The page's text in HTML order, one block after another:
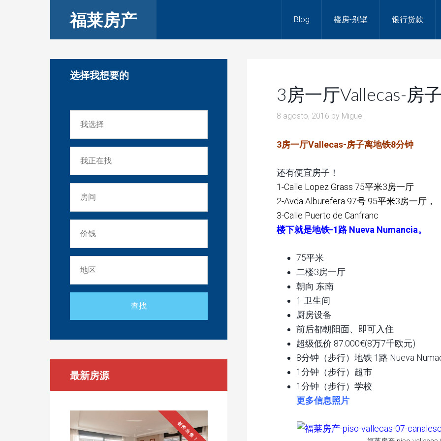
福莱房产 Blog 楼房-别墅 银行贷款
3房一厅Vallecas-房
8 agosto, 2016 by Miguel
3房一厅Vallecas-房子离地铁8分钟
还有便宜房子！
1-Calle Lopez Grass 75平米3房一厅
2-Avda Alburefera 97号 95平米3房一厅，
3-Calle Puerto de Canfranc
楼下就是地铁-1路 Nueva Numancia。
75平米
二楼3房一厅
朝向 东南
1-卫生间
厨房设备
前后都朝阳面、即可入住
超级低价 87.000€(8万7千欧元)
8分钟（步行）地铁 1路 Nueva
1分钟（步行）超市
1分钟（步行）学校
更多信息照片
选择我想要的
最新房源
低价出售！